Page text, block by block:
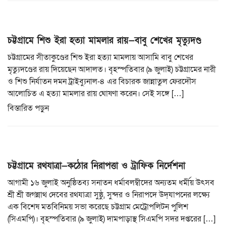
চট্টগ্রামে শিশু ইরা হত্যা মামলার রায়—বাবু শেখের মৃত্যুদণ্ড
চট্টগ্রামের সীতাকুণ্ডের শিশু ইরা হত্যা মামলায় আসামি বাবু শেখের
মৃত্যুদণ্ডের রায় দিয়েছেন আদালত। বৃহস্পতিবার (৯ জুলাই) চট্টগ্রামের নারী
ও শিশু নির্যাতন দমন ট্রাইব্যুনাল-৪ এর বিচারক জান্নাতুল ফেরদৌস
আলোচিত এ হত্যা মামলার রায় ঘোষণা করেন। সেই সঙ্গে […]
বিস্তারিত পড়ুন
চট্টগ্রামে রথযাত্রা—কঠোর নিরাপত্তা ও ট্রাফিক নির্দেশনা
আগামী ১৬ জুলাই অনুষ্ঠিতব্য সনাতন ধর্মাবলম্বীদের অন্যতম ধর্মীয় উৎসব
শ্রী শ্রী জগন্নাথ দেবের রথযাত্রা সুষ্ঠু, সুন্দর ও নিরাপদে উদ্‌যাপনের লক্ষ্যে
এক বিশেষ মতবিনিময় সভা করেছে চট্টগ্রাম মেট্রোপলিটন পুলিশ
(সিএমপি)। বৃহস্পতিবার (৯ জুলাই) দামপাড়াস্থ সিএমপি সদর দপ্তরের […]